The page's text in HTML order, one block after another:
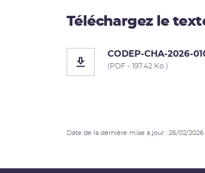
Téléchargez le
CODEP-CHA-2026-
(PDF - 197.42 Ko )
Date de la dernière mise à jour : 26/02/2026